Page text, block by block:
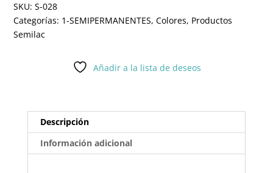
SKU:S-028
Categorías: 1-SEMIPERMANENTES,Colores, Productos
Semilac
Añadir a la lista de deseos
Descripción
Información adicional